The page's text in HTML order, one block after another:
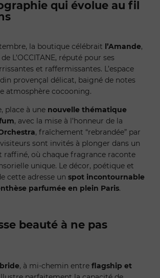
qui évolue au fil
la boutique célébrait l’Amande,
L’OCCITANE, réputé pour ses
et raffermissantes. L’espace
provençal délicat, baigné de notes
atmosphère cocooning.
place à une nouvelle thématique
, avec la mise à l’honneur de la
, fraîchement “rebrandée” par
sont invités à plonger dans un
raffiné, où chaque fragrance raconte
unique. Le décor, poétique et
cette adresse un spot incontournable
parfumée en plein Paris.
beauté à ne pas
, à mi-chemin entre flagship et